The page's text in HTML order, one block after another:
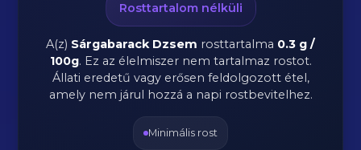
Rosttartalom nélküli
A(z) Sárgabarack Dzsem rosttartalma 0.3 g /
100g. Ez az élelmiszer nem tartalmaz rostot.
Állati eredetű vagy erősen feldolgozott étel,
amely nem járul hozzá a napi rostbevitelhez.
Minimális rost